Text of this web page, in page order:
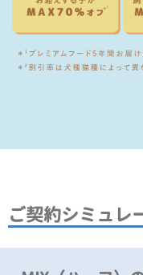
ご契約シミュレ